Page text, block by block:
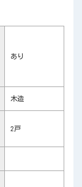
あり
木造
2戸